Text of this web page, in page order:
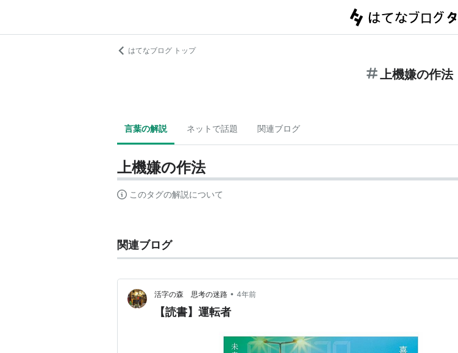
はてなブログ トップ
上機嫌の作法
言葉の解説 ネットで話題 関連ブログ
上機嫌の作法
このタグの解説について
関連ブログ
活字の森 思考の迷路 • 4年前
【読書】運転者